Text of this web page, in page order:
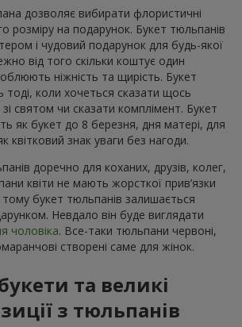
дозволяє вибирати флористичні
розміру на подарунок. Букет тюльпанів
і чудовий подарунок для будь-якої
від того скільки коштує один
ніжність та щирість. Букет
тоді, коли хочеться сказати щось
святом чи сказати комплімент. Букет
як букет до 8 березня, дня матері, для
квітковий знак уваги без нагоди.
доречно для коханих, друзів, колег,
квіти не мають жорсткої прив’язки
тому букет тюльпанів залишається
Невдало він буде виглядати
чоловіка. Все-таки тюльпани червоні,
створені саме для жінок.
та великі
з тюльпанів